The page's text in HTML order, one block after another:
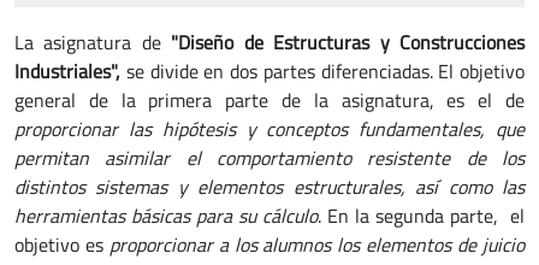
La asignatura de "Diseño de Estructuras y Construcciones
Industriales", se divide en dos partes diferenciadas. El objetivo
general de la primera parte de la asignatura, es el de
proporcionar las hipótesis y conceptos fundamentales, que
permitan asimilar el comportamiento resistente de los
distintos sistemas y elementos estructurales, así como las
herramientas básicas para su cálculo. En la segunda parte, el
objetivo es proporcionar a los alumnos los elementos de juicio